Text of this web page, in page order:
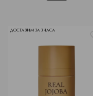
ДОСТАВИМ ЗА 3 ЧАСА